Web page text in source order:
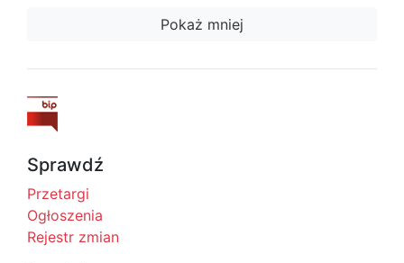
Pokaż mniej
Sprawdź
Przetargi
Ogłoszenia
Rejestr zmian